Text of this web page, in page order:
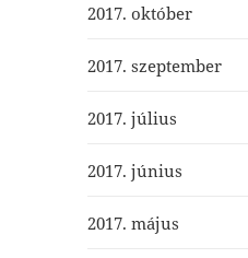
2017. október
2017. szeptember
2017. július
2017. június
2017. május